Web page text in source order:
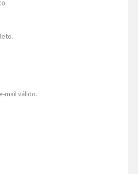
mail válido.